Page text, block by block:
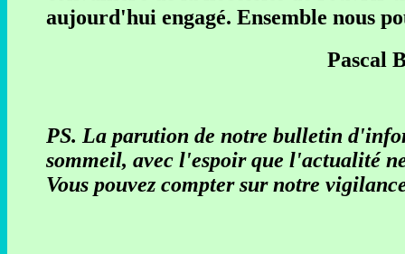
aujourd'hui engagé. Ensemble nous
Pascal
PS. La parution de notre bulletin
sommeil, avec l'espoir que l'actualité
Vous pouvez compter sur notre